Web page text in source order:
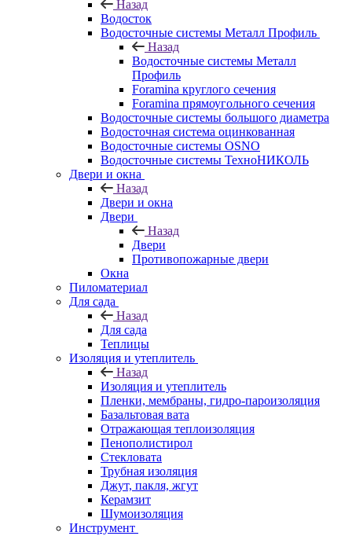
Назад
Водосток
Водосточные системы Металл Профиль
Назад
Водосточные системы Металл
Профиль
Foramina круглого сечения
Foramina прямоугольного сечения
Водосточные системы большого диаметра
Водосточная система оцинкованная
Водосточные системы OSNO
Водосточные системы ТехноНИКОЛЬ
Двери и окна
Назад
Двери и окна
Двери
Назад
Двери
Противопожарные двери
Окна
Пиломатериал
Для сада
Назад
Для сада
Теплицы
Изоляция и утеплитель
Назад
Изоляция и утеплитель
Пленки, мембраны, гидро-пароизоляция
Базальтовая вата
Отражающая теплоизоляция
Пенополистирол
Стекловата
Трубная изоляция
Джут, пакля, жгут
Керамзит
Шумоизоляция
Инструмент